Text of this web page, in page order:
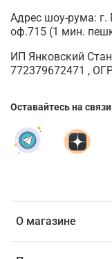
О магазине
Адрес шоу-рума: г.
оф.715 (1 мин.
ИП Янковский
772379672471 ,
Оставайтесь на связи